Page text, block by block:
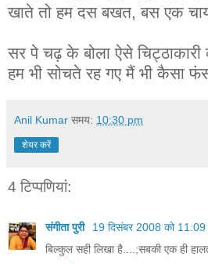
खाते तो हम दस बखत, बस एक चाय
सर पे चढ़ के बोला ऐसे चिट्ठाकारी
हम भी सोचते रह गए मैं भी कैसा
Anil Kumar समय: 10:30 pm
शेयर करें
4 टिप्‍पणियां:
संगीता पुरी
19 दिसंबर 2008 को
बिल्‍कुल सही लिखा है....;सबकी एक ही